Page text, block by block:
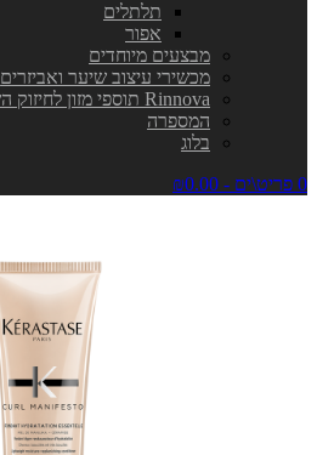
תלתלים
אפור
מבצעים מיוחדים
מכשירי עיצוב שיער ואביזרים
Rinnova תוספי מזון לחיזוק השיער
המספרה
בלוג
0 פריט\ים - ₪0.00